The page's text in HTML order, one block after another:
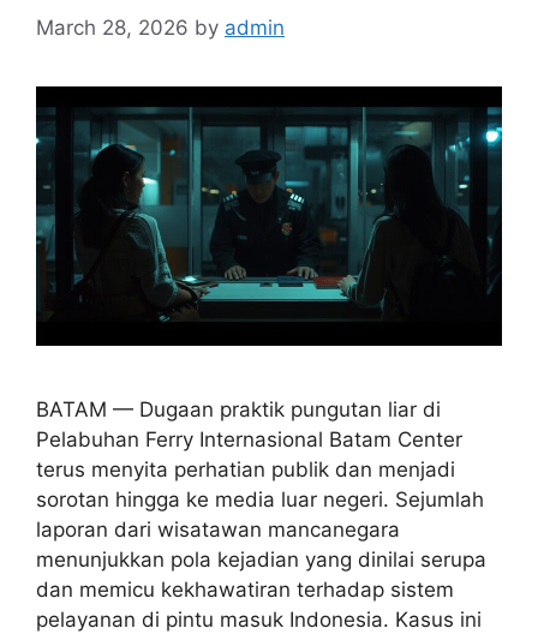
March 28, 2026 by admin
BATAM — Dugaan praktik pungutan liar di
Pelabuhan Ferry Internasional Batam Center
terus menyita perhatian publik dan menjadi
sorotan hingga ke media luar negeri. Sejumlah
laporan dari wisatawan mancanegara
menunjukkan pola kejadian yang dinilai serupa
dan memicu kekhawatiran terhadap sistem
pelayanan di pintu masuk Indonesia. Kasus ini